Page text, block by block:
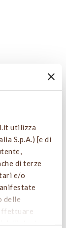
utilizza
S.p.A.) [e di
di terze
e/o
delle
dell’utente.
di
.
Si tratta
i fiori
diverse.
per la
i loro
resinosa che
ad
che
luppolo; le
conferire